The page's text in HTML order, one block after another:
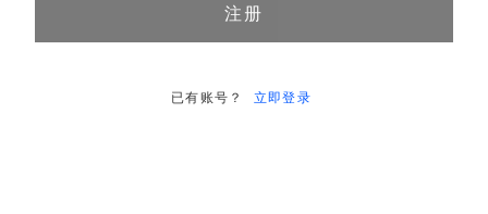
注册
已有账号？ 立即登录